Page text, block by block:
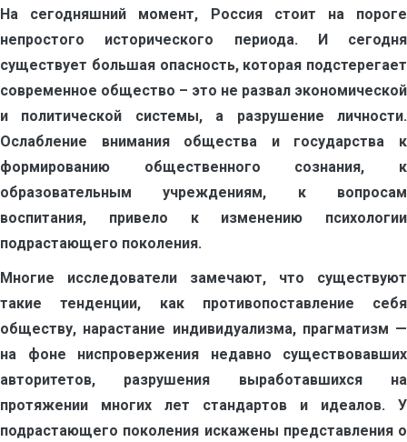
На сегодняшний момент, Россия стоит на пороге
непростого исторического периода. И сегодня
существует большая опасность, которая подстерегает
современное общество – это не развал экономической
и политической системы, а разрушение личности.
Ослабление внимания общества и государства к
формированию общественного сознания, к
образовательным учреждениям, к вопросам
воспитания, привело к изменению психологии
подрастающего поколения.
Многие исследователи замечают, что существуют
такие тенденции, как противопоставление себя
обществу, нарастание индивидуализма, прагматизм —
на фоне ниспровержения недавно существовавших
авторитетов, разрушения выработавшихся на
протяжении многих лет стандартов и идеалов. У
подрастающего поколения искажены представления ο